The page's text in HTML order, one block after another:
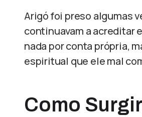
Arigó foi preso algumas
continuavam a acreditar
nada por conta própria,
espiritual que ele mal
Como